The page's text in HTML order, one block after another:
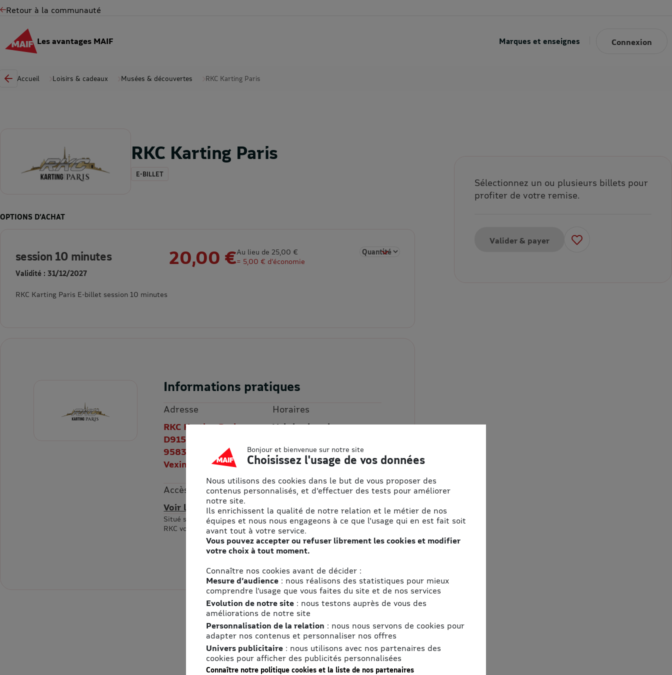
Retour à la communauté
Les avantages MAIF Marques et enseignes Connexion
Accueil Loisirs & cadeaux Musées & découvertes RKC Karting Paris
RKC Karting Paris
E-BILLET
OPTIONS D’ACHAT
session 10 minutes
Validité : 31/12/2027
RKC Karting Paris E-billet session 10 minutes
20,00 €Au lieu de 25,00 €
= 5,00 € d’économie
Sélectionner la quantité pour session 10 minutes
Informations pratiques
Adresse
RKC Karting Paris
D915
95830 Cormeilles-en-
Vexin
Horaires
Voir les horaires
Accès
Voir le plan d'accès
Situé sur l'aérodrome de Cergy-Pontoise, au coeur du Vexin, le
RKC vous accueille sur le plus grand centre de karting de Paris
Sélectionnez un ou plusieurs billets pour
profiter de votre remise.
Valider & payer
Bonjour et bienvenue sur notre site
Choisissez l'usage de vos données
Nous utilisons des cookies dans le but de vous proposer des
contenus personnalisés, et d'effectuer des tests pour améliorer
notre site.
Ils enrichissent la qualité de notre relation et le métier de nos
équipes et nous nous engageons à ce que l'usage qui en est fait soit
avant tout à votre service.
Vous pouvez accepter ou refuser librement les cookies et modifier
votre choix à tout moment.
Connaître nos cookies avant de décider :
Mesure d’audience : nous réalisons des statistiques pour mieux
comprendre l’usage que vous faites du site et de nos services
Evolution de notre site : nous testons auprès de vous des
améliorations de notre site
Personnalisation de la relation : nous nous servons de cookies pour
adapter nos contenus et personnaliser nos offres
Univers publicitaire : nous utilisons avec nos partenaires des
cookies pour afficher des publicités personnalisées
Connaître notre politique cookies et la liste de nos partenaires